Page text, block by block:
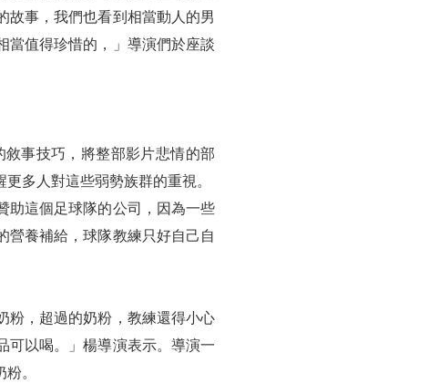
故事，我們也看到相當動人的男
當值得珍惜的，」導演們於座談
事技巧，將整部影片悲情的部
多人對這些弱勢族群的重視。
助這個足球隊的公司，因為一些
營養補給，球隊教練只好自己自
粉，超過的奶粉，教練還得小心
可以喝。」楊導演表示。導演一
。